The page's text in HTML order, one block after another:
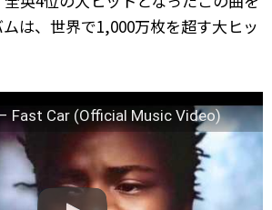
は、世界で1,000万枚を超す大ヒッ
Fast Car (Official Music Video)